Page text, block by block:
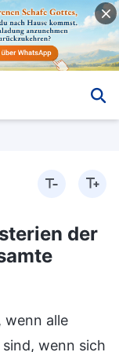
der
wenn alle
wenn sich